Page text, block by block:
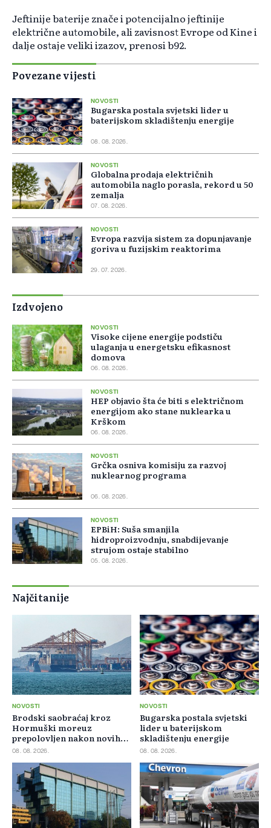
Jeftinije baterije znače i potencijalno jeftinije
električne automobile, ali zavisnost Evrope od Kine i
dalje ostaje veliki izazov, prenosi b92.
Povezane vijesti
NOVOSTI
Bugarska postala svjetski lider u
baterijskom skladištenju energije
08. 08. 2026.
NOVOSTI
Globalna prodaja električnih
automobila naglo porasla, rekord u 50
zemalja
07. 08. 2026.
NOVOSTI
Evropa razvija sistem za dopunjavanje
goriva u fuzijskim reaktorima
29. 07. 2026.
Izdvojeno
NOVOSTI
Visoke cijene energije podstiču
ulaganja u energetsku efikasnost
domova
06. 08. 2026.
NOVOSTI
HEP objavio šta će biti s električnom
energijom ako stane nuklearka u
Krškom
06. 08. 2026.
NOVOSTI
Grčka osniva komisiju za razvoj
nuklearnog programa
06. 08. 2026.
NOVOSTI
EPBiH: Suša smanjila
hidroproizvodnju, snabdijevanje
strujom ostaje stabilno
05. 08. 2026.
Najčitanije
NOVOSTI
Brodski saobraćaj kroz
Hormuški moreuz
prepolovljen nakon novih
blokada
08. 08. 2026.
NOVOSTI
Bugarska postala svjetski
lider u baterijskom
skladištenju energije
08. 08. 2026.